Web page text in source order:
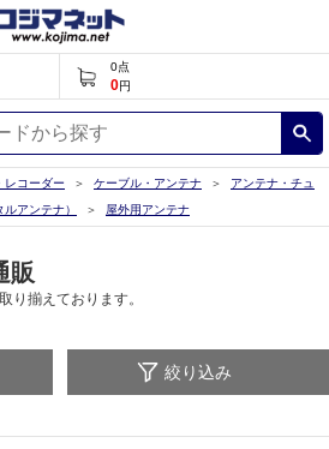
0点
0円
レコーダー ケーブル・アンテナ
アンテナ・チュ
アンテナ） 屋外用アンテナ
販
り揃えております。
絞り込み